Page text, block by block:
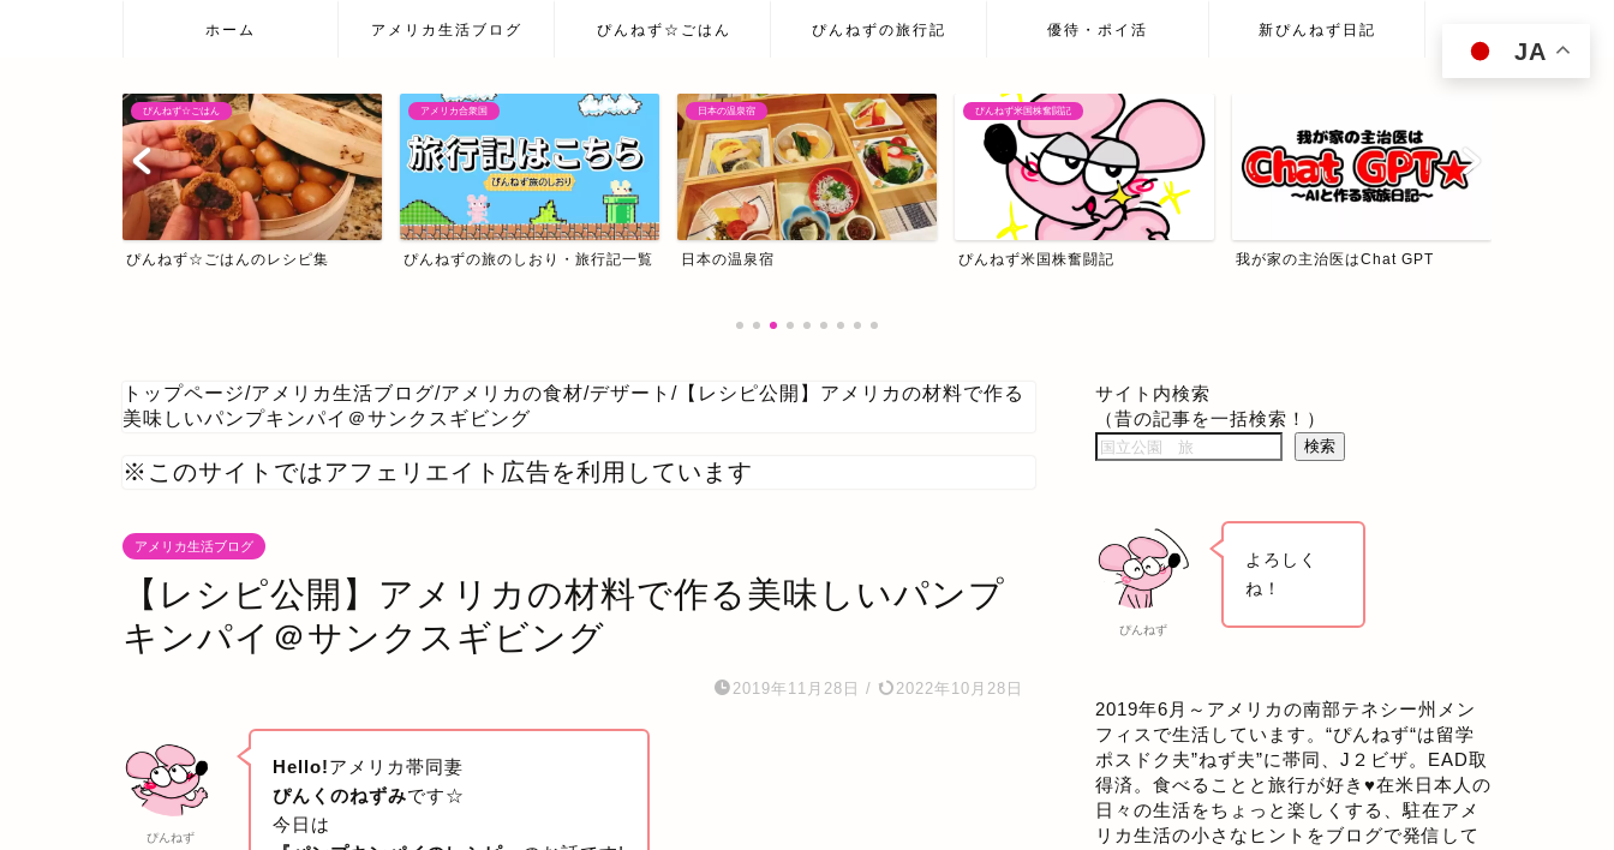
ホーム アメリカ生活ブログ ぴんねず☆ごはん ぴんねずの旅行記 優待・ポイ活 新ぴんねず日記
アメリカ合衆国
ぴんねずの旅のしおり・旅行記一覧
日本の温泉宿
日本の温泉宿
ぴんねず米国株奮闘記
ぴんねず米国株奮闘記 我が家の主治医はChat GPT ぴんねず☆投資の森
トップページ/アメリカ生活ブログ/アメリカの食材/デザート / 【レシピ公開】アメリカの材料で作る
美味しいパンプキンパイ＠サンクスギビング
※このサイトではアフェリエイト広告を利用しています
アメリカ生活ブログ
【レシピ公開】アメリカの材料で作る美味しいパンプ
キンパイ＠サンクスギビング
2019年11月28日 / 2022年10月28日
ぴんねず
Hello!アメリカ帯同妻
ぴんくのねずみです☆
今日は
サイト内検索
（昔の記事を一括検索！）
検索
ぴんねず
よろしく
ね！
2019年6月～アメリカの南部テネシー州メン
フィスで生活しています。“ぴんねず“は留学
ポスドク夫”ねず夫”に帯同、J２ビザ。EAD取
得済。食べることと旅行が好き♥在米日本人の
日々の生活をちょっと楽しくする、駐在アメ
リカ生活の小さなヒントをブログで発信して
JA